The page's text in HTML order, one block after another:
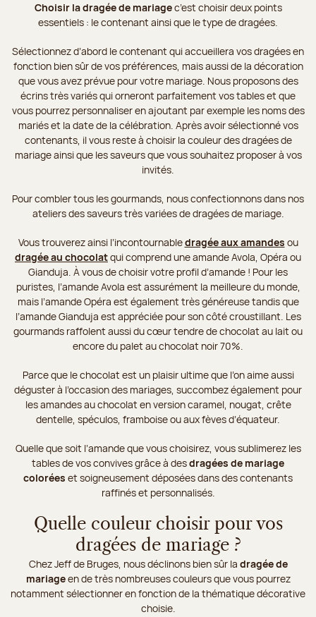
Choisir la dragée de mariagec’est choisir deux points
essentiels : le contenant ainsi que le type de dragées.
Sélectionnez d’abord le contenant qui accueillera vos dragées en
fonction bien sûr de vos préférences, mais aussi de la décoration
que vous avez prévue pour votre mariage. Nous proposons des
écrins très variés qui orneront parfaitement vos tables et que
vous pourrez personnaliser en ajoutant par exemple les noms des
mariés et la date de la célébration. Après avoir sélectionné vos
contenants, il vous reste à choisir la couleur des dragées de
mariage ainsi que les saveurs que vous souhaitez proposer à vos
invités.
Pour combler tous les gourmands, nous confectionnons dans nos
ateliers des saveurs très variées de dragées de mariage.
Vous trouverez ainsi l’incontournabledragée aux amandes ou
dragée au chocolatqui comprend une amande Avola, Opéra ou
Gianduja. À vous de choisir votre profil d’amande ! Pour les
puristes, l’amande Avola est assurément la meilleure du monde,
mais l’amande Opéra est également très généreuse tandis que
l’amande Gianduja est appréciée pour son côté croustillant. Les
gourmands raffolent aussi du cœur tendre de chocolat au lait ou
encore du palet au chocolat noir 70%.
Parce que le chocolat est un plaisir ultime que l’on aime aussi
déguster à l’occasion des mariages, succombez également pour
les amandes au chocolat en version caramel, nougat, crête
dentelle, spéculos, framboise ou aux fèves d’équateur.
Quelle que soit l’amande que vous choisirez, vous sublimerez les
tables de vos convives grâce à desdragées de mariage
colorées et soigneusement déposées dans des contenants
raffinés et personnalisés.
Quelle couleur choisir pour vos
dragées de mariage ?
Chez Jeff de Bruges, nous déclinons bien sûr la dragée de
mariageen de très nombreuses couleurs que vous pourrez
notamment sélectionner en fonction de la thématique décorative
choisie.